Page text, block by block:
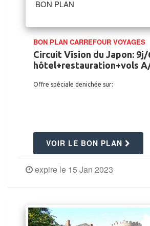
BON PLAN
BON PLAN CARREFOUR VOYAGES
Circuit Vision du Japon: 9j/
hôtel+restauration+vols
Offre spéciale denichée sur:
VOIR LE BON PLAN
expire le 15 Jan 2023